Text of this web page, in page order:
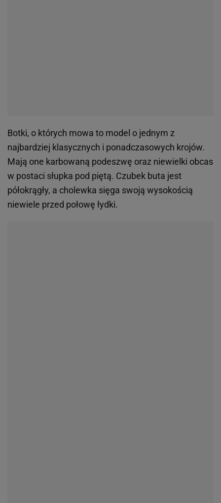
Botki, o których mowa to model o jednym z
najbardziej klasycznych i ponadczasowych krojów.
Mają one karbowaną podeszwę oraz niewielki obcas
w postaci słupka pod piętą. Czubek buta jest
półokrągły, a cholewka sięga swoją wysokością
niewiele przed połowę łydki.